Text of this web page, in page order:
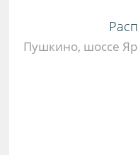
Пушкино, шоссе